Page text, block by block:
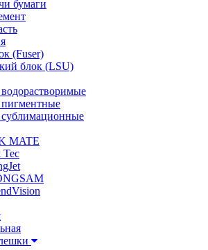
бумаги
(Fuser)
блок (LSU)
MATE
Tec